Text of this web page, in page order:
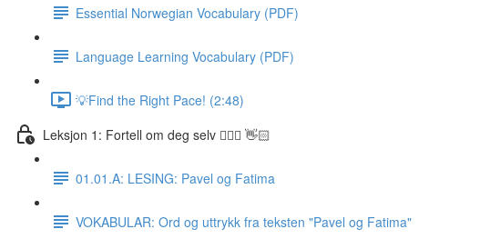
Essential Norwegian Vocabulary (PDF)
Language Learning Vocabulary (PDF)
💡Find the Right Pace! (2:48)
Leksjon 1: Fortell om deg selv 🙋🏽‍♀️ 👋🏻
01.01.A: LESING: Pavel og Fatima
VOKABULAR: Ord og uttrykk fra teksten "Pavel og Fatima"